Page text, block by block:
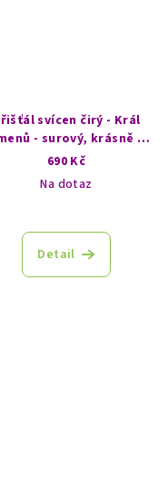
svícen čirý - Král
- surový, krásně se
prosvítí - rovnoběžník
690 Kč
Na dotaz
Detail